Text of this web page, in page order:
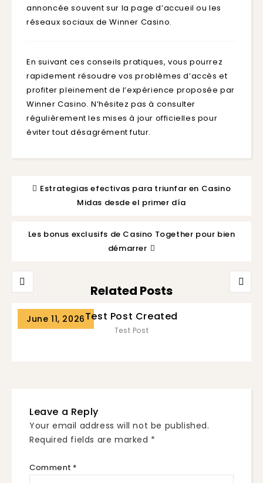
annoncée souvent sur la page d’accueil ou les
réseaux sociaux de Winner Casino.
En suivant ces conseils pratiques, vous pourrez
rapidement résoudre vos problèmes d’accès et
profiter pleinement de l’expérience proposée par
Winner Casino. N’hésitez pas à consulter
régulièrement les mises à jour officielles pour
éviter tout désagrément futur.
Estrategias efectivas para triunfar en Casino
Midas desde el primer día
Les bonus exclusifs de Casino Together pour bien
démarrer
Related Posts
June 11, 2026Test Post Created
Test Post
Leave a Reply
Your email address will not be published.
Required fields are marked *
Comment *